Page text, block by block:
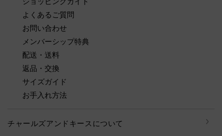
よくあるご質問
お問い合わせ
メンバーシップ特典
配送・送料
返品・交換
サイズガイド
お手入れ方法
チャールズアンドキースについて